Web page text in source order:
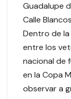
Guadalupe
Calle
Dentro de
entre los
nacional de
en la Copa
observar a